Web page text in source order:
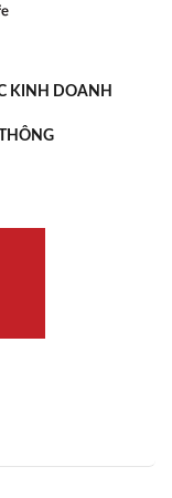
KINH DOANH